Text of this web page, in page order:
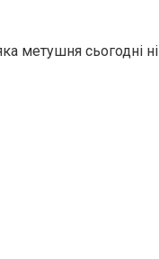
метушня сьогодні